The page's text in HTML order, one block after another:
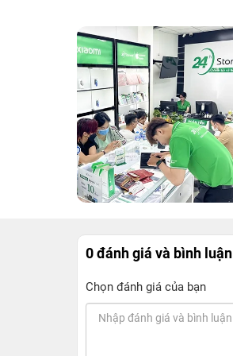
0 đánh giá và bình luận
Chọn đánh giá của bạn